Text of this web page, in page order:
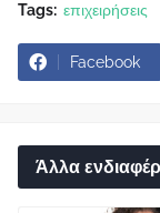
Tags: επιχειρήσεις
Facebook
Άλλα